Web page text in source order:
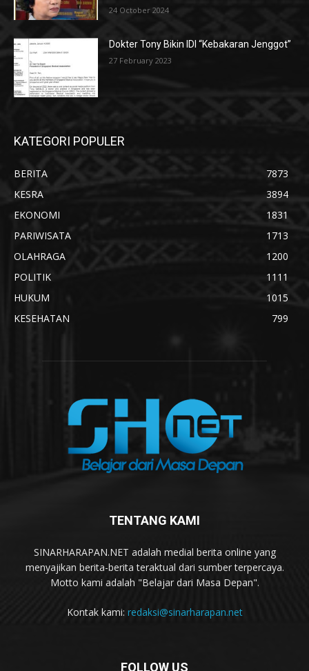
24 October 2024
Dokter Tony Bikin IDI “Kebakaran Jenggot”
27 February 2023
KATEGORI POPULER
BERITA
7873
KESRA
3894
EKONOMI
1831
PARIWISATA
1713
OLAHRAGA
1200
POLITIK
1111
HUKUM
1015
KESEHATAN
799
TENTANG KAMI
SINARHARAPAN.NET adalah medial berita online yang
menyajikan berita-berita teraktual dari sumber terpercaya.
Motto kami adalah "Belajar dari Masa Depan".
Kontak kami: redaksi@sinarharapan.net
FOLLOW US